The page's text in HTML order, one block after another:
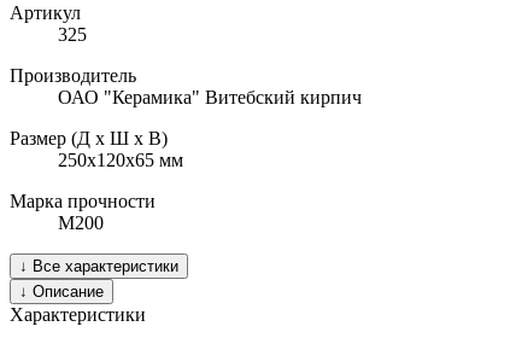
Артикул
325
Производитель
ОАО "Керамика" Витебский кирпич
Размер (Д х Ш х В)
250х120х65 мм
Марка прочности
М200
↓ Все характеристики
↓ Описание
Характеристики